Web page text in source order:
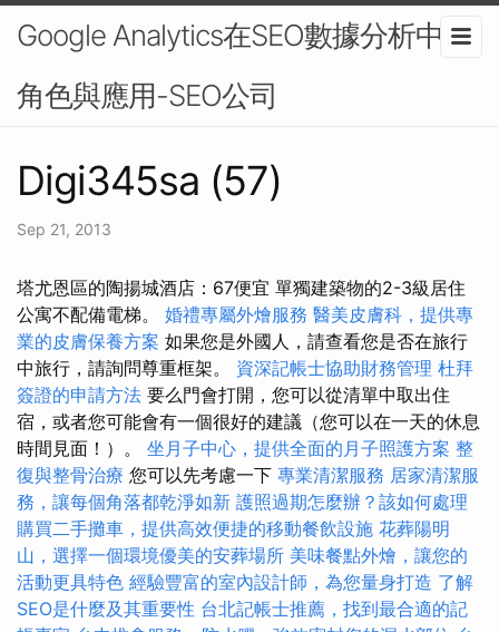
Google Analytics在SEO數據分析中的
角色與應用-SEO公司
Digi345sa (57)
Sep 21, 2013
塔尤恩區的陶揚城酒店：67便宜 單獨建築物的2-3級居住
公寓不配備電梯。 婚禮專屬外燴服務 醫美皮膚科，提供專
業的皮膚保養方案 如果您是外國人，請查看您是否在旅行
中旅行，請詢問尊重框架。 資深記帳士協助財務管理 杜拜
簽證的申請方法 要么門會打開，您可以從清單中取出住
宿，或者您可能會有一個很好的建議（您可以在一天的休息
時間見面！）。 坐月子中心，提供全面的月子照護方案 整
復與整骨治療 您可以先考慮一下 專業清潔服務 居家清潔服
務，讓每個角落都乾淨如新 護照過期怎麼辦？該如何處理
購買二手攤車，提供高效便捷的移動餐飲設施 花葬陽明
山，選擇一個環境優美的安葬場所 美味餐點外燴，讓您的
活動更具特色 經驗豐富的室內設計師，為您量身打造 了解
SEO是什麼及其重要性 台北記帳士推薦，找到最合適的記